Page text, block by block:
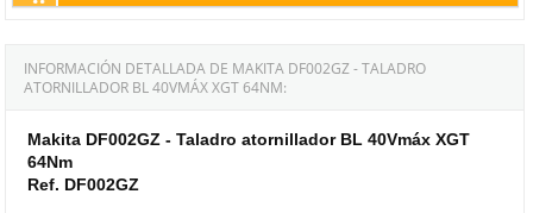
INFORMACIÓN DETALLADA DE MAKITA DF002GZ - TALADRO
ATORNILLADOR BL 40VMÁX XGT 64NM:
Makita DF002GZ - Taladro atornillador BL 40Vmáx XGT
64Nm
Ref. DF002GZ